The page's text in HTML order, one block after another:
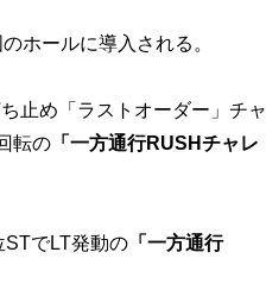
ホールに導入される。
止め「ラストオーダー」チャ
転の「一方通行RUSHチャレ
でLT発動の「一方通行